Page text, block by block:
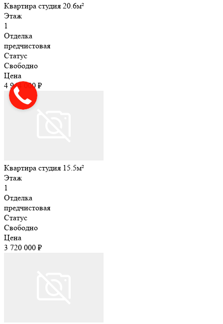
Квартира студия 20.6м²
Этаж
1
Отделка
предчистовая
Статус
Свободно
Цена
4 944 000 ₽
Квартира студия 15.5м²
Этаж
1
Отделка
предчистовая
Статус
Свободно
Цена
3 720 000 ₽